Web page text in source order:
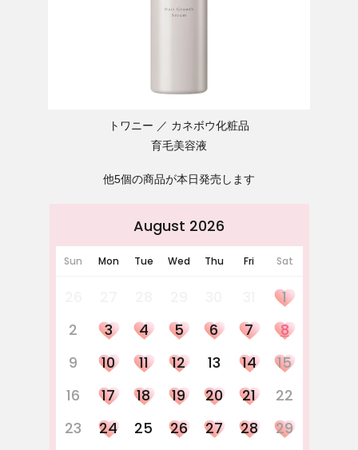
トワニー
カネボウ化粧品
育毛美容液
他5個の商品が本日発売します
August 2026
Sun Mon Tue Wed Thu Fri Sat
1
2
3 4 5 6 7
8
9
10 11 12 13 14
15
16
17 18 19 20 21
22
23
24 25 26 27 28
29